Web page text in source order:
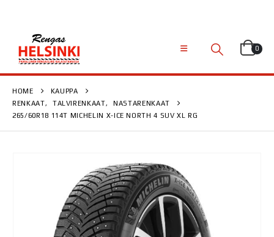
0
HOME
KAUPPA
RENKAAT, TALVIRENKAAT,
NASTARENKAAT
265/60R18 114T MICHELIN X-ICE NORTH 4 SUV XL RG